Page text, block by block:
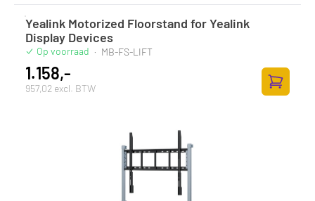
Yealink Motorized Floorstand for Yealink
Display Devices
Op voorraad · MB-FS-LIFT
1.158,-
957,02 excl. BTW